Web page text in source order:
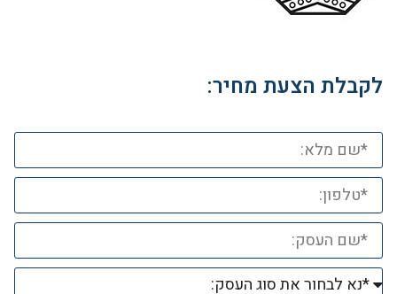
לקבלת הצעת מחיר: